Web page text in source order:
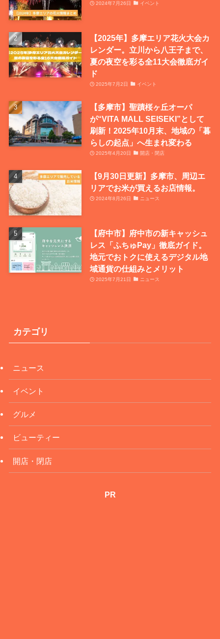
2024年7月26日 イベント
【2025年】多摩エリア花火大会カ
レンダー。立川から八王子まで、
夏の夜空を彩る全11大会徹底ガイ
ド
2025年7月2日 イベント
【多摩市】聖蹟桜ヶ丘オーパ
が“VITA MALL SEISEKI”として
刷新！2025年10月末、地域の「暮
らしの起点」へ生まれ変わる
2025年4月20日 開店・閉店
【9月30日更新】多摩市、周辺エ
リアでお米が買えるお店情報。
2024年8月26日 ニュース
【府中市】府中市の新キャッシュ
レス「ふちゅPay」徹底ガイド。
地元でおトクに使えるデジタル地
域通貨の仕組みとメリット
2025年7月21日 ニュース
カテゴリ
ニュース
イベント
グルメ
ビューティー
開店・閉店
PR